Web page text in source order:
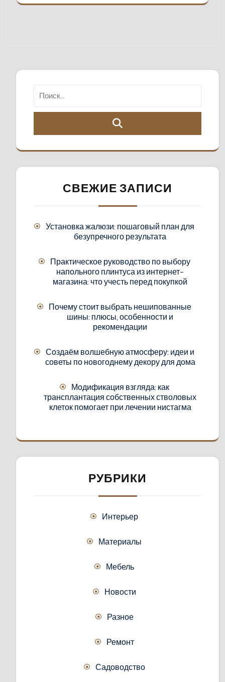
СВЕЖИЕ ЗАПИСИ
Установка жалюзи: пошаговый план для
безупречного результата
Практическое руководство по выбору
напольного плинтуса из интернет-
магазина: что учесть перед покупкой
Почему стоит выбрать нешипованные
шины: плюсы, особенности и
рекомендации
Создаём волшебную атмосферу: идеи и
советы по новогоднему декору для дома
Модификация взгляда: как
трансплантация собственных стволовых
клеток помогает при лечении нистагма
РУБРИКИ
Интерьер
Материалы
Мебель
Новости
Разное
Ремонт
Садоводство